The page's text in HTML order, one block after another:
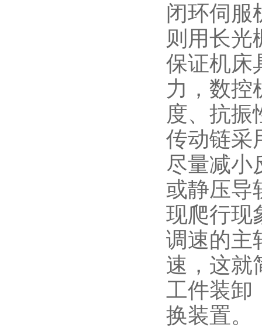
闭环伺服
则用长光
保证机床
力，数控
度、抗振
传动链采
尽量减小
或静压导
现爬行现
调速的主
速，这就
工件装卸
换装置。